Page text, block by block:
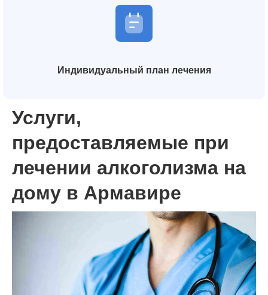
Индивидуальный план лечения
Услуги,
предоставляемые при
лечении алкоголизма на
дому в Армавире